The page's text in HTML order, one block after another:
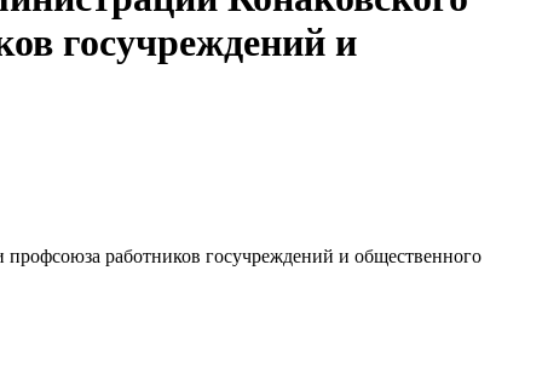
госучреждений и
работников госучреждений и общественного